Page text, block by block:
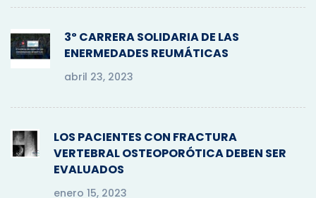
3º CARRERA SOLIDARIA DE LAS
ENERMEDADES REUMÁTICAS
abril 23, 2023
LOS PACIENTES CON FRACTURA
VERTEBRAL OSTEOPORÓTICA DEBEN SER
EVALUADOS
enero 15, 2023